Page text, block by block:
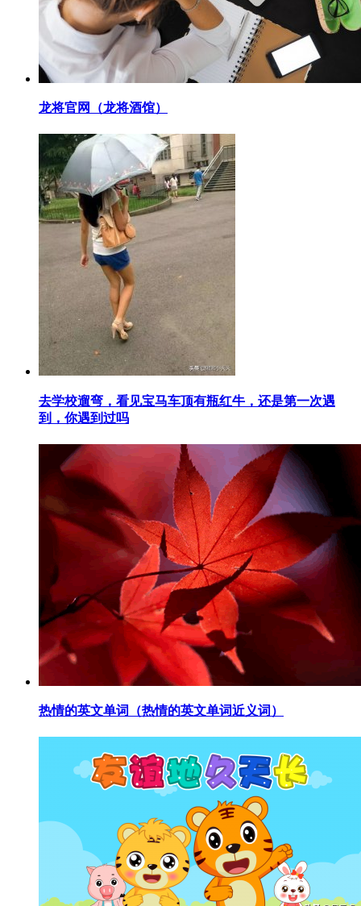
​龙将官网（龙将酒馆）
​去学校遛弯，看见宝马车顶有瓶红牛，还是第一次遇
到，你遇到过吗
​热情的英文单词（热情的英文单词近义词）